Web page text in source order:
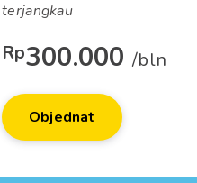
terjangkau
Rp300.000/bln
Objednat